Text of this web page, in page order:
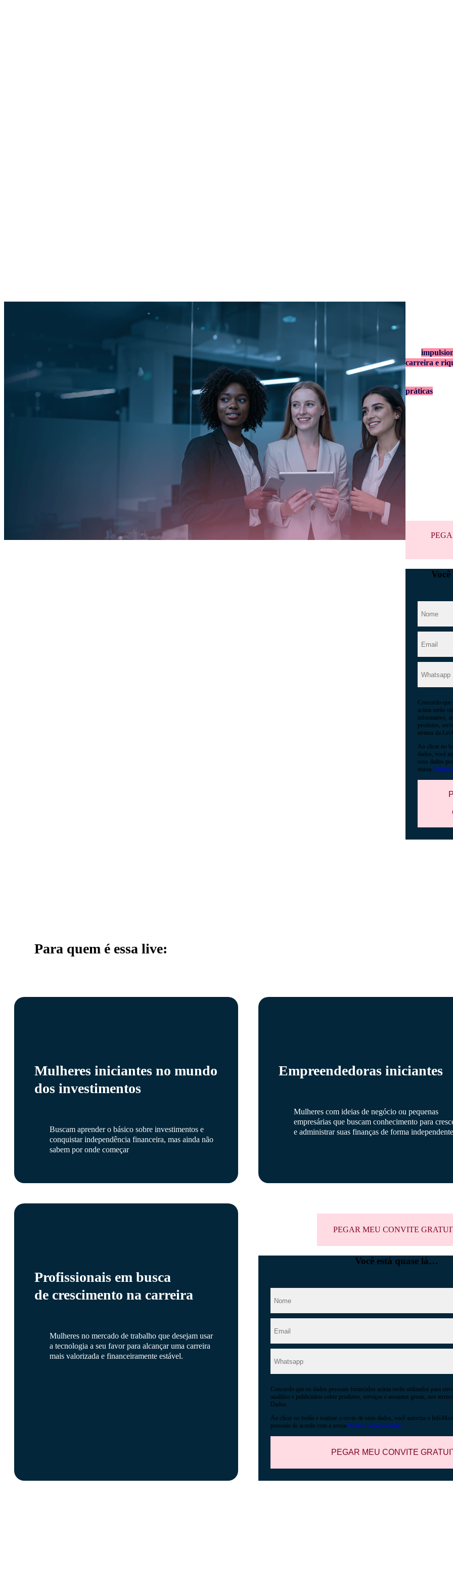
carreira e
práticase
Bônus
inscritas:
Concordo que
acima serão
informativo,
produtos,
termos da Lei
Ao clicar no
dados, você
seus dados
nossa Politica
Para quem é essa live:
Mulheres iniciantes no mundo
dos investimentos
Buscam aprender o básico sobre investimentos e
conquistar independência financeira, mas ainda não
sabem por onde começar
Empreendedoras iniciantes
Mulheres com ideias de negócio ou pequenas
empresárias que buscam conhecimento para
e administrar suas finanças de forma
Profissionais em busca
de crescimento na carreira
Mulheres no mercado de trabalho que desejam usar
a tecnologia a seu favor para alcançar uma carreira
mais valorizada e financeiramente estável.
PEGAR MEU CONVITE
Você está quase lá…
Concordo que os dados pessoais fornecidos acima serão utilizados para
analítico e publicitário sobre produtos, serviços e assuntos gerais, nos
Dados.
Ao clicar no botão e realizar o envio de seus dados, você autoriza o
pessoais de acordo com a nossa Politica de privacidade